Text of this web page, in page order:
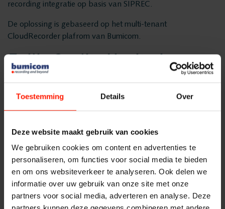
Toestemming Details Over
Deze website maakt gebruik van cookies
We gebruiken cookies om content en advertenties te
personaliseren, om functies voor social media te bieden
en om ons websiteverkeer te analyseren. Ook delen we
informatie over uw gebruik van onze site met onze
partners voor social media, adverteren en analyse. Deze
security
Vacatures
Oplossingen
Recording
Voice logging
Messaging Recording
Quality Monitoring
Insights Analytics
Spraakanalyse
Cloud Recorder
Branches
Customer Contact Centers
Financiële Instellingen
Openbare Orde & Veiligheid
Verkeersleiding
Providers
recording integratie op basis van SIPREC.
De oplossing is gebaseerd op het multi-tenant
CloudRecorder plafrom van Bumicom.
Twilio Quality Monitoring
Webcoach Quality Monitoring voor
Twilio
Voor evaluatie van gesprekken is de geïntegreerde
meer informatie over Bumicom quality monitoring
voor Twilio ga je naarWebcoach quality monitoring
Twilio spraakanalyse
Spraakanalyse voor Twilio